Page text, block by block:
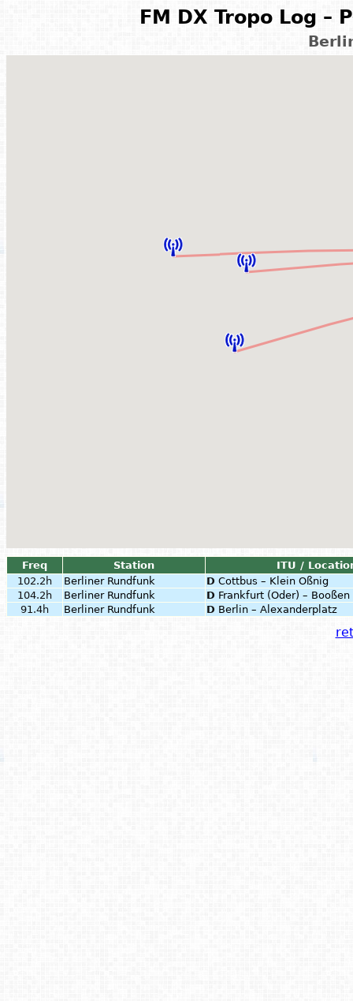
FM DX Tropo Log –
Freq Station
ITU /
102.2h
Berliner Rundfunk D Cottbus – Klein Oßnig
104.2h
Berliner Rundfunk D Frankfurt (Oder) – Booßen
91.4h
Berliner Rundfunk D Berlin – Alexanderplatz